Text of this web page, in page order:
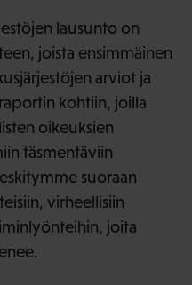
lausunto on
joista ensimmäinen
arviot ja
kohtiin, joilla
oikeuksien
täsmentäviin
suoraan
virheellisiin
joita